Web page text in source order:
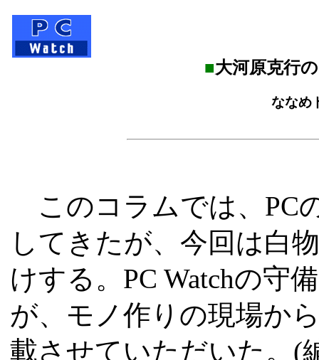
■大河原克行
ななめ
このコラムでは、PC
してきたが、今回は白
けする。PC Watchの守
が、モノ作りの現場か
載させていただいた。(